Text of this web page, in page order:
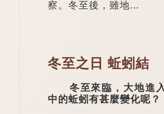
察。冬至後，雖地...
冬至之日 蚯蚓結
冬至來臨，大地進入
中的蚯蚓有甚麼變化呢？